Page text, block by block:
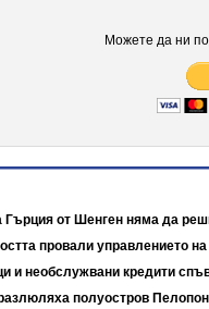
Можете да ни
Гърция от Шенген няма да
провали управлението
и необслужвани кредити
полуостров